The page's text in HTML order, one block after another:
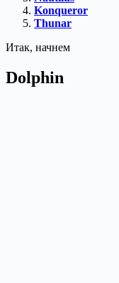
Konqueror
Thunar
Итак, начнем
Dolphin